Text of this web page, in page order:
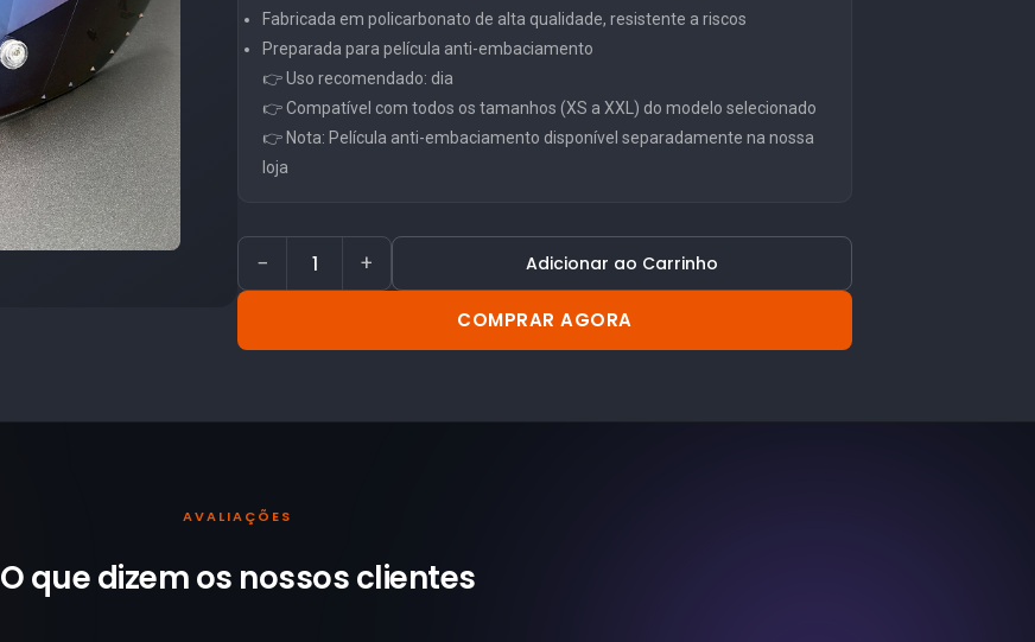
Fabricada em policarbonato de alta qualidade, resistente a riscos
Preparada para película anti-embaciamento
👉 Uso recomendado: dia
👉 Compatível com todos os tamanhos (XS a XXL) do modelo selecionado
👉 Nota: Película anti-embaciamento disponível separadamente na nossa
loja
− + Adicionar ao Carrinho
COMPRAR AGORA
AVALIAÇÕES
O que dizem os nossosclientes